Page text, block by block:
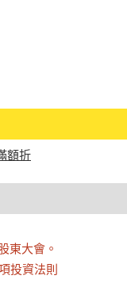
額折
東大會。
投資法則